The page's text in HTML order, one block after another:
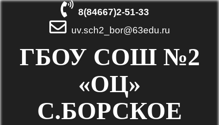
8(84667)2-51-33
uv.sch2_bor@63edu.ru
ГБОУ СОШ №2
«ОЦ»
С.БОРСКОЕ